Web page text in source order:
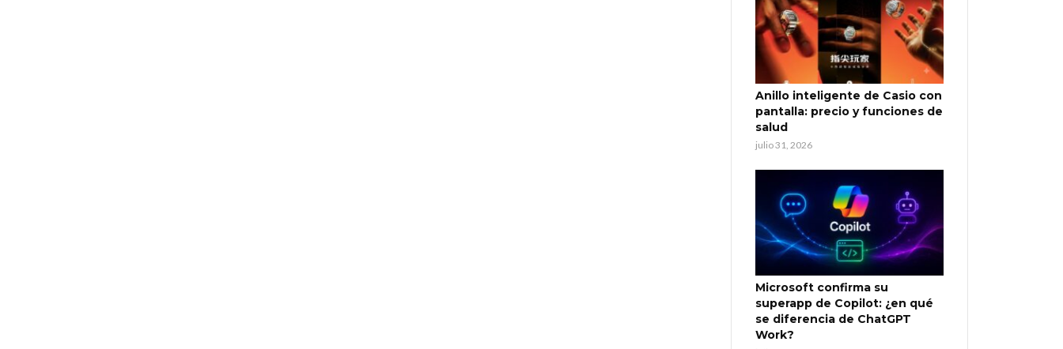
Anillo inteligente de Casio con
pantalla: precio y funciones de
salud
julio 31, 2026
Microsoft confirma su
superapp de Copilot: ¿en qué
se diferencia de ChatGPT
Work?